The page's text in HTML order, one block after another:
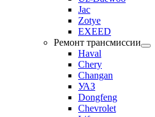
Jac
Zotye
EXEED
Ремонт трансмиссии
Haval
Chery
Changan
УАЗ
Dongfeng
Chevrolet